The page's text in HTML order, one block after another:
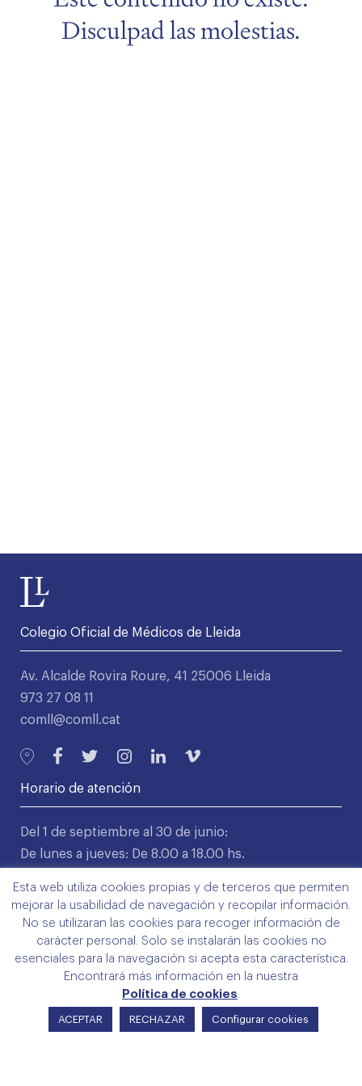
Disculpad las molestias.
Colegio Oficial de Médicos de Lleida
Av. Alcalde Rovira Roure, 41 25006 Lleida
973 27 08 11
comll@comll.cat
Horario de atención
Del 1 de septiembre al 30 de junio:
De lunes a jueves: De 8.00 a 18.00 hs.
Del 1 de julio hasta el 31 de agosto:
De lunes a viernes: De 8.00 a 15.00 hs.
Servicios directos
Esta web utiliza cookies propias y de terceros que permiten
mejorar la usabilidad de navegación y recopilar información.
No se utilizaran las cookies para recoger información de
carácter personal. Solo se instalarán las cookies no
esenciales para la navegación si acepta esta característica.
Encontrará más información en la nuestra
Política de cookies.
ACEPTAR RECHAZAR Configurar cookies